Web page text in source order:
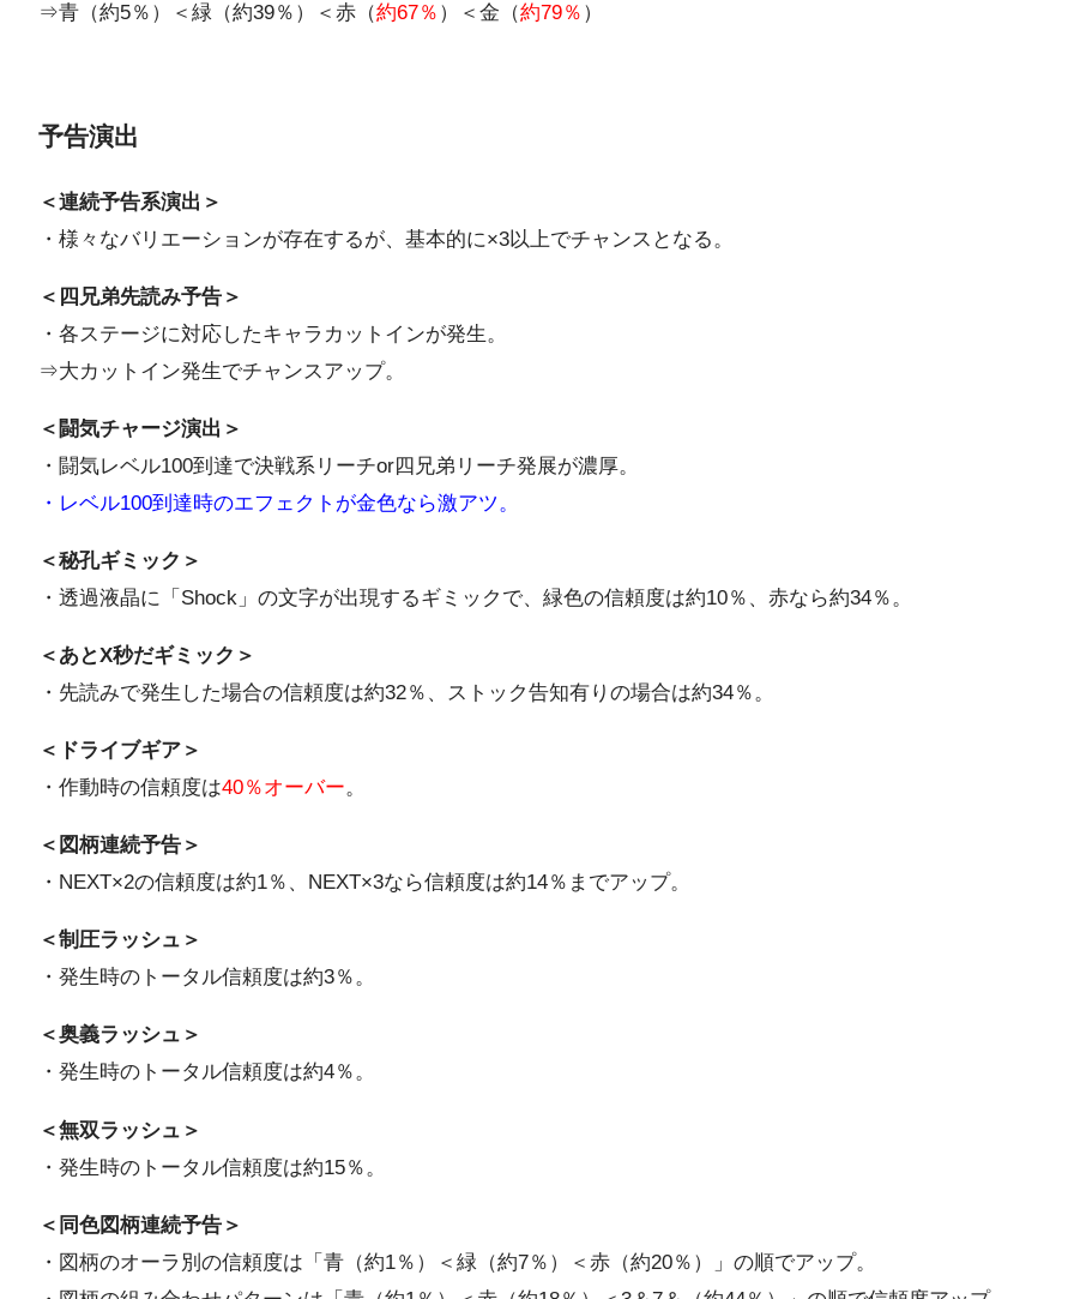
⇒青（約5％）＜緑（約39％）＜赤（約67％ ）＜金（約79％ ）
予告演出
＜連続予告系演出＞
・様々なバリエーションが存在するが、基本的に×3以上でチャンスとなる。
＜四兄弟先読み予告＞
・各ステージに対応したキャラカットインが発生。
⇒大カットイン発生でチャンスアップ。
＜闘気チャージ演出＞
・闘気レベル100到達で決戦系リーチor四兄弟リーチ発展が濃厚。
・レベル100到達時のエフェクトが金色なら激アツ。
＜秘孔ギミック＞
・透過液晶に「Shock」の文字が出現するギミックで、緑色の信頼度は約10％、赤なら約34％。
＜あとX秒だギミック＞
・先読みで発生した場合の信頼度は約32％、ストック告知有りの場合は約34％。
＜ドライブギア＞
・作動時の信頼度は40％オーバー。
＜図柄連続予告＞
・NEXT×2の信頼度は約1％、NEXT×3なら信頼度は約14％までアップ。
＜制圧ラッシュ＞
・発生時のトータル信頼度は約3％。
＜奥義ラッシュ＞
・発生時のトータル信頼度は約4％。
＜無双ラッシュ＞
・発生時のトータル信頼度は約15％。
＜同色図柄連続予告＞
・図柄のオーラ別の信頼度は「青（約1％）＜緑（約7％）＜赤（約20％）」の順でアップ。